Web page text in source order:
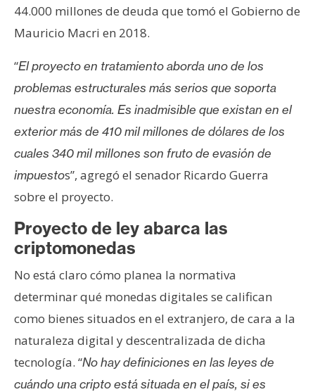
44.000 millones de deuda que tomó el Gobierno de
Mauricio Macri en 2018.
“El proyecto en tratamiento aborda uno de los
problemas estructurales más serios que soporta
nuestra economía. Es inadmisible que existan en el
exterior más de 410 mil millones de dólares de los
cuales 340 mil millones son fruto de evasión de
impuestos”, agregó el senador Ricardo Guerra
sobre el proyecto.
Proyecto de ley abarca las
criptomonedas
No está claro cómo planea la normativa
determinar qué monedas digitales se califican
como bienes situados en el extranjero, de cara a la
naturaleza digital y descentralizada de dicha
tecnología. “No hay definiciones en las leyes de
cuándo una cripto está situada en el país, si es